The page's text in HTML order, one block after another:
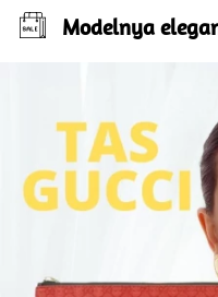
Modelnya